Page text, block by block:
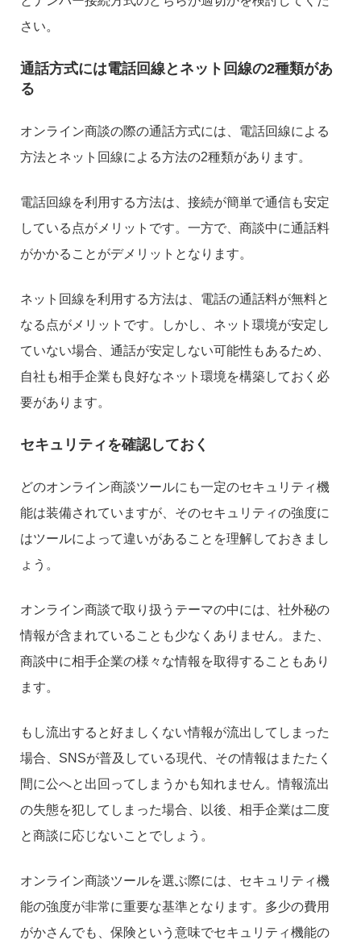
さい。
通話方式には電話回線とネット回線の2種類があ
る
オンライン商談の際の通話方式には、電話回線による
方法とネット回線による方法の2種類があります。
電話回線を利用する方法は、接続が簡単で通信も安定
している点がメリットです。一方で、商談中に通話料
がかかることがデメリットとなります。
ネット回線を利用する方法は、電話の通話料が無料と
なる点がメリットです。しかし、ネット環境が安定し
ていない場合、通話が安定しない可能性もあるため、
自社も相手企業も良好なネット環境を構築しておく必
要があります。
セキュリティを確認しておく
どのオンライン商談ツールにも一定のセキュリティ機
能は装備されていますが、そのセキュリティの強度に
はツールによって違いがあることを理解しておきまし
ょう。
オンライン商談で取り扱うテーマの中には、社外秘の
情報が含まれていることも少なくありません。また、
商談中に相手企業の様々な情報を取得することもあり
ます。
もし流出すると好ましくない情報が流出してしまった
場合、SNSが普及している現代、その情報はまたたく
間に公へと出回ってしまうかも知れません。情報流出
の失態を犯してしまった場合、以後、相手企業は二度
と商談に応じないことでしょう。
オンライン商談ツールを選ぶ際には、セキュリティ機
能の強度が非常に重要な基準となります。多少の費用
がかさんでも、保険という意味でセキュリティ機能の